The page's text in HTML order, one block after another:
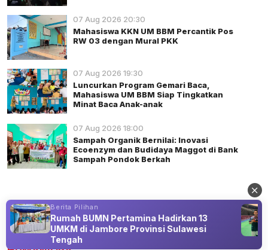
07 Aug 2026 20:30
Mahasiswa KKN UM BBM Percantik Pos
RW 03 dengan Mural PKK
07 Aug 2026 19:30
Luncurkan Program Gemari Baca,
Mahasiswa UM BBM Siap Tingkatkan
Minat Baca Anak-anak
07 Aug 2026 18:00
Sampah Organik Bernilai: Inovasi
Ecoenzym dan Budidaya Maggot di Bank
Sampah Pondok Berkah
Advertisement
Berita Pilihan
Rumah BUMN Pertamina Hadirkan 13
UMKM di Jambore Provinsi Sulawesi
Tengah